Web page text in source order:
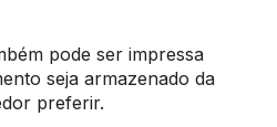
pode ser impressa
seja armazenado da
preferir.